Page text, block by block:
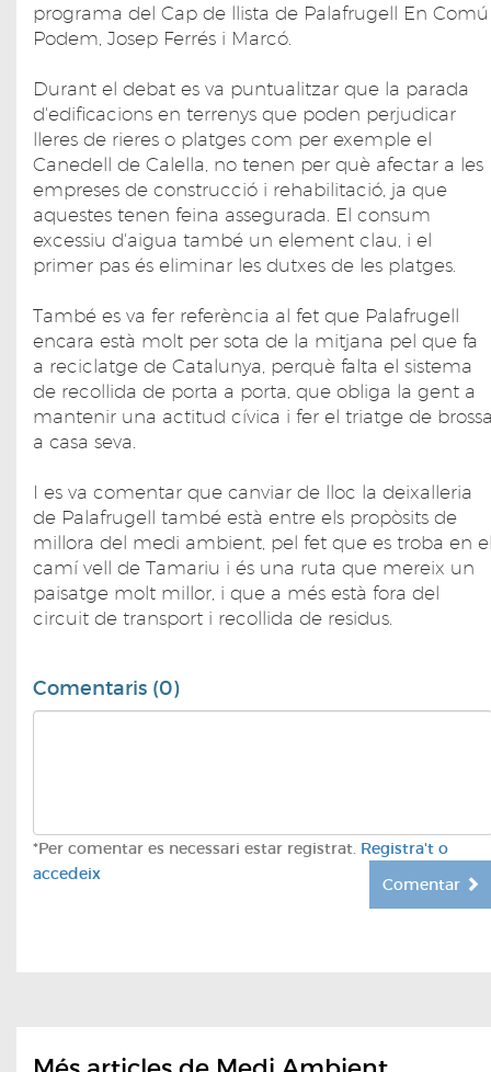
programa del Cap de llista de Palafrugell En Comú
Podem, Josep Ferrés i Marcó.
Durant el debat es va puntualitzar que la parada
d'edificacions en terrenys que poden perjudicar
lleres de rieres o platges com per exemple el
Canedell de Calella, no tenen per què afectar a les
empreses de construcció i rehabilitació, ja que
aquestes tenen feina assegurada. El consum
excessiu d'aigua també un element clau, i el
primer pas és eliminar les dutxes de les platges.
També es va fer referència al fet que Palafrugell
encara està molt per sota de la mitjana pel que fa
a reciclatge de Catalunya, perquè falta el sistema
de recollida de porta a porta, que obliga la gent a
mantenir una actitud cívica i fer el triatge de
a casa seva.
I es va comentar que canviar de lloc la deixalleria
de Palafrugell també està entre els propòsits de
millora del medi ambient, pel fet que es troba en
camí vell de Tamariu i és una ruta que mereix un
paisatge molt millor, i que a més està fora del
circuit de transport i recollida de residus.
Comentaris (0)
*Per comentar es necessari estar registrat. Registra't o
accedeix
Comentar